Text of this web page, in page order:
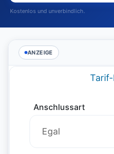
Kostenlos und unverbindlich.
ANZEIGE